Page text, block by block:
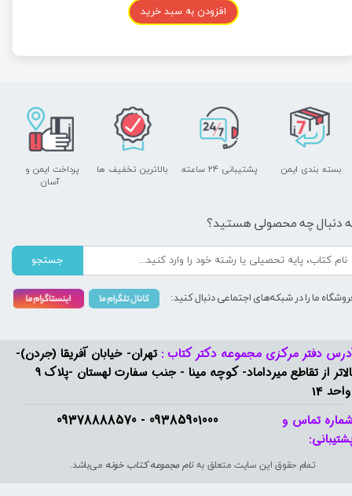
افزودن به سبد خرید
09385901000 - 09378888570​​​​​​​
دفتر مرکزی مجموعه دکتر کتاب : تهران- خیابان آفریقا (جردن)-
بالاتر از تقاطع میرداماد- کوچه مینا - جنب سفارت لهستان -پلاک 9
14
تمام حقوق این سایت متعلق بهنام مجموعه کتاب خونه می‌باشد.
تماس و
پشتیبانی ۲۴ ساعته
پرداخت ایمن و ​​​​​​​
آسان
بسته بندی ایمن بالاترین تخفیف ها
دنبال چه محصولی هستید؟
جستجو
ما را در شبکه‌های اجتماعی دنبال کنید: